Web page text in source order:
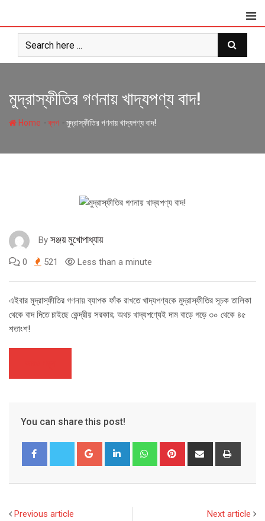
content
মুদ্রাস্ফীতির গণনায় খাদ্যপণ্য বাদ!
Home -ব্লগ -মুদ্রাস্ফীতির গণনায় খাদ্যপণ্য বাদ!
By সঞ্জয় মুখোপাধ্যায়
0 521 Less than a minute
এইবার মুদ্রাস্ফীতির গণনায় ব্যাপক ফাঁক রাখতে খাদ্যপণ্যকে মুদ্রাস্ফীতির সূচক তালিকা
থেকে বাদ দিতে চাইছে কেন্দ্রীয় সরকার; অথচ খাদ্যপণ্যেই দাম বাড়ে গড়ে ৩০ থেকে ৪৫
শতাংশ!
You can share this post!
Google+ LinkedIn WhatsappPinterest Share
Previous article Next article